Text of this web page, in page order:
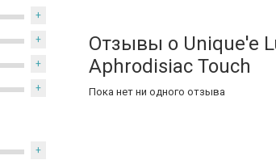
+
+
+
+
+
Отзывы о Unique'e
Aphrodisiac Touch
Пока нет ни одного отзыва